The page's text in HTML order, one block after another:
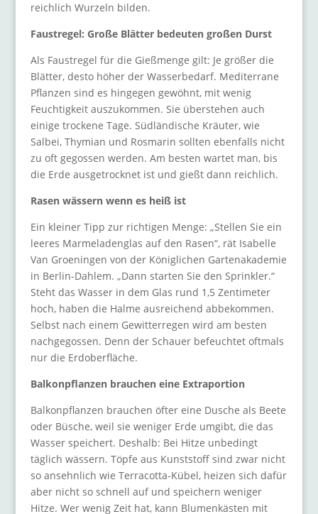
reichlich Wurzeln bilden.
Faustregel: Große Blätter bedeuten großen Durst
Als Faustregel für die Gießmenge gilt: Je größer die
Blätter, desto höher der Wasserbedarf. Mediterrane
Pflanzen sind es hingegen gewöhnt, mit wenig
Feuchtigkeit auszukommen. Sie überstehen auch
einige trockene Tage. Südländische Kräuter, wie
Salbei, Thymian und Rosmarin sollten ebenfalls nicht
zu oft gegossen werden. Am besten wartet man, bis
die Erde ausgetrocknet ist und gießt dann reichlich.
Rasen wässern wenn es heiß ist
Ein kleiner Tipp zur richtigen Menge: „Stellen Sie ein
leeres Marmeladenglas auf den Rasen“, rät Isabelle
Van Groeningen von der Königlichen Gartenakademie
in Berlin-Dahlem. „Dann starten Sie den Sprinkler.“
Steht das Wasser in dem Glas rund 1,5 Zentimeter
hoch, haben die Halme ausreichend abbekommen.
Selbst nach einem Gewitterregen wird am besten
nachgegossen. Denn der Schauer befeuchtet oftmals
nur die Erdoberfläche.
Balkonpflanzen brauchen eine Extraportion
Balkonpflanzen brauchen öfter eine Dusche als Beete
oder Büsche, weil sie weniger Erde umgibt, die das
Wasser speichert. Deshalb: Bei Hitze unbedingt
täglich wässern. Töpfe aus Kunststoff sind zwar nicht
so ansehnlich wie Terracotta-Kübel, heizen sich dafür
aber nicht so schnell auf und speichern weniger
Hitze. Wer wenig Zeit hat, kann Blumenkästen mit